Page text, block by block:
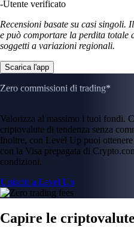
-Utente verificato
Recensioni basate su casi
e può comportare la perdita totale
soggetti a variazioni regionali.
Scarica l'app
Zero commissioni di trading*
Valorizza al massimo i tuoi fondi.
criptovalute di tendenza senza
Inoltre, con Level Up puoi
con la Visa prepagata di
condizioni.
Unisciti a Level Up
Capire le criptovalute